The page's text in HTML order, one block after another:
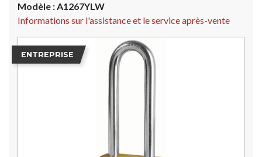
Modèle :A1267YLW
Informations sur l'assistance et le service après-vente
ENTREPRISE